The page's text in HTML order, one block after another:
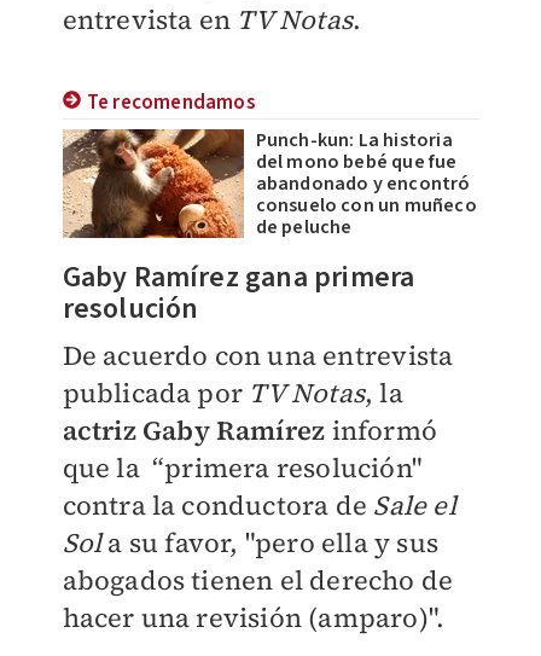
entrevista en TV Notas.
Te recomendamos
Punch-kun: La historia
del mono bebé que fue
abandonado y encontró
consuelo con un muñeco
de peluche
Gaby Ramírez gana primera
resolución
De acuerdo con una entrevista
publicada por TV Notas, la
actriz Gaby Ramírez informó
que la “primera resolución"
contra la conductora de Sale el
Sola su favor, "pero ella y sus
abogados tienen el derecho de
hacer una revisión (amparo)".